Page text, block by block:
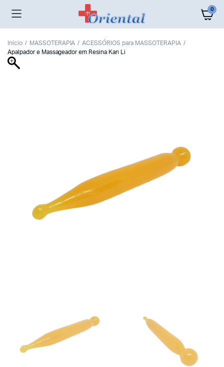
0
Início MASSOTERAPIA
ACESSÓRIOS para MASSOTERAPIA
Apalpador e Massageador em Resina Kan Li